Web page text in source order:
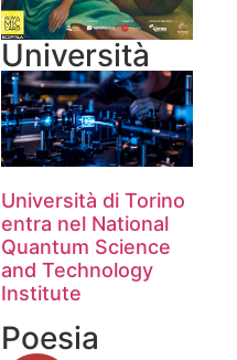
Università
Università di Torino
entra nel National
Quantum Science
and Technology
Institute
Poesia